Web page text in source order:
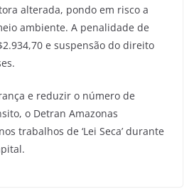
alterada, pondo em risco a
ambiente. A penalidade de
e suspensão do direito
e reduzir o número de
o Detran Amazonas
trabalhos de ‘Lei Seca’ durante